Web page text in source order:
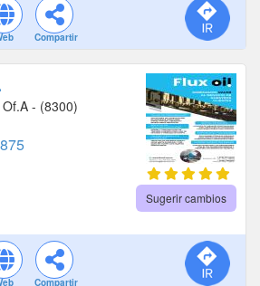
Compartir
- (8300)
Sugerir cambios
Compartir